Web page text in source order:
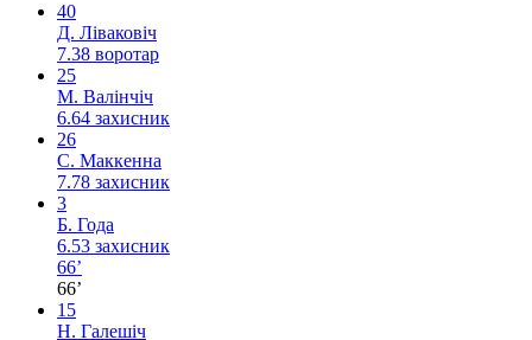
40
Д. Ліваковіч
7.38 воротар
25
М. Валінчіч
6.64 захисник
26
С. Маккенна
7.78 захисник
3
Б. Года
6.53 захисник
66’
66’
15
Н. Галешіч